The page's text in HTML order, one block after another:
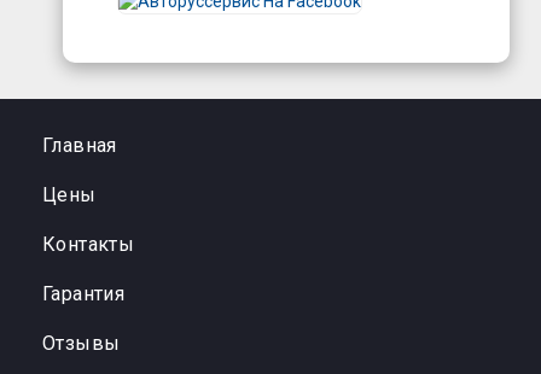
Главная
Цены
Контакты
Гарантия
Отзывы